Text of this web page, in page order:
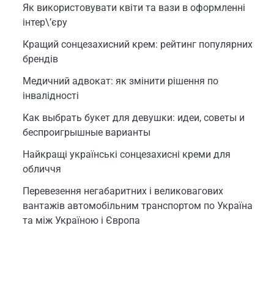
Як використовувати квіти та вази в оформленні
інтер\’єру
Кращий сонцезахисний крем: рейтинг популярних
брендів
Медичний адвокат: як змінити рішення по
інвалідності
Как выбрать букет для девушки: идеи, советы и
беспроигрышные варианты
Найкращі українські сонцезахисні креми для
обличчя
Перевезення негабаритних і великовагових
вантажів автомобільним транспортом по Україна
та між Україною і Європа